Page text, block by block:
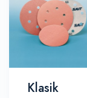
Klasik